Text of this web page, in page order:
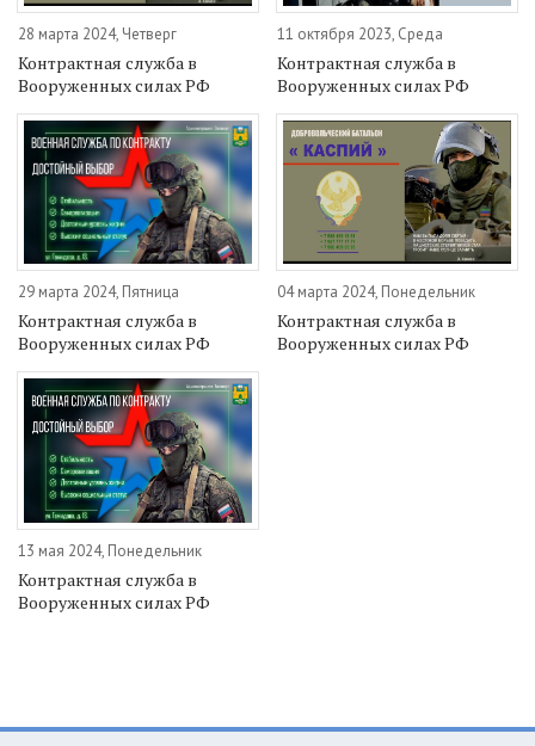
28 марта 2024, Четверг
Контрактная служба в
Вооруженных силах РФ
11 октября 2023, Среда
Контрактная служба в
Вооруженных силах РФ
29 марта 2024, Пятница
Контрактная служба в
Вооруженных силах РФ
04 марта 2024, Понедельник
Контрактная служба в
Вооруженных силах РФ
13 мая 2024, Понедельник
Контрактная служба в
Вооруженных силах РФ